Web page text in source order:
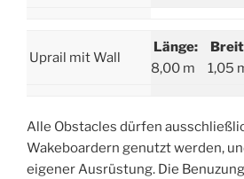
Uprail mit Wall
Länge:
8,00 m
1,05
Alle Obstacles dürfen
Wakeboardern genutzt werden,
eigener Ausrüstung. Die